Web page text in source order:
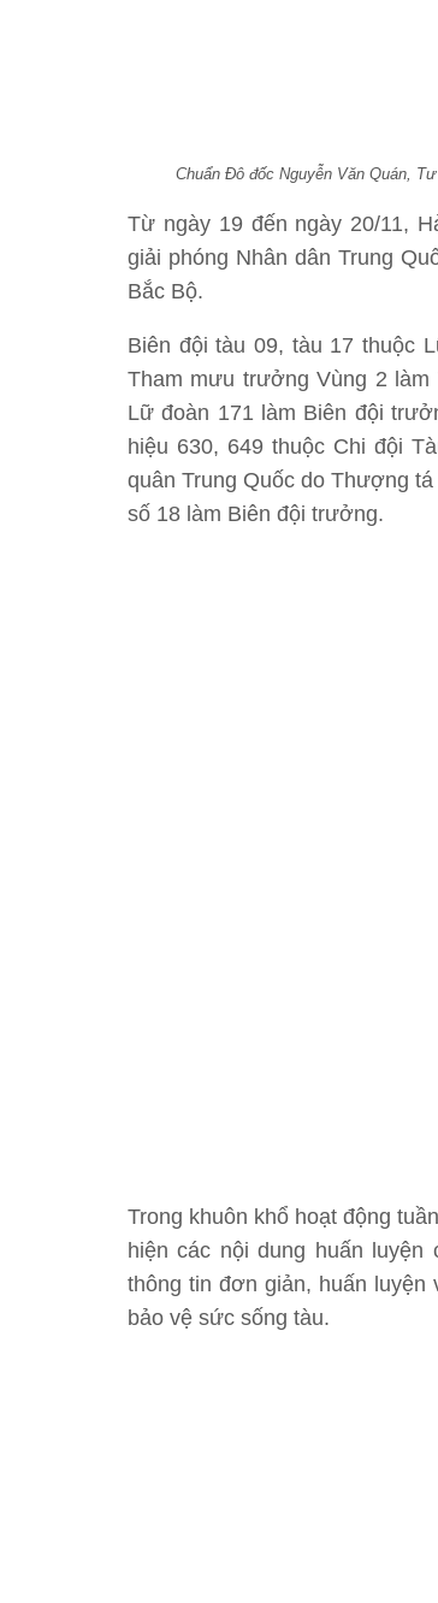
Chuẩn Đô đốc Nguyễn Văn Quán,
Từ ngày 19 đến ngày 20/11,
giải phóng Nhân dân Trung
Bắc Bộ.
Biên đội tàu 09, tàu 17 thuộc
Tham mưu trưởng Vùng 2
Lữ đoàn 171 làm Biên đội
hiệu 630, 649 thuộc Chi đội
quân Trung Quốc do Thượng
số 18 làm Biên đội trưởng.
Trong khuôn khổ hoạt động
hiện các nội dung huấn luyện
thông tin đơn giản, huấn
bảo vệ sức sống tàu.